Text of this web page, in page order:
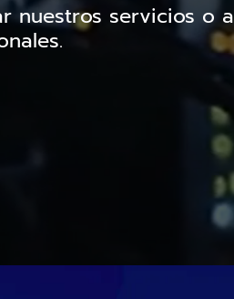
nuestros servicios o a